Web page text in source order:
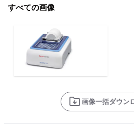
すべての画像
画像一括ダウン